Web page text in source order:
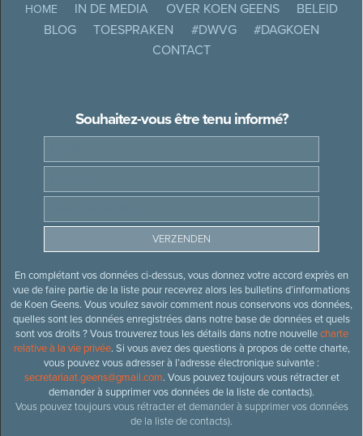
HOME IN DE MEDIA OVER KOEN GEENS
BELEID
BLOG
TOESPRAKEN #DWVG
#DAGKOEN
CONTACT
Souhaitez-vous être tenu informé?
En complétant vos données ci-dessus, vous donnez votre accord exprès en
vue de faire partie de la liste pour recevrez alors les bulletins d’informations
de Koen Geens. Vous voulez savoir comment nous conservons vos données,
quelles sont les données enregistrées dans notre base de données et quels
sont vos droits ? Vous trouverez tous les détails dans notre nouvellecharte
relative à la vie privée. Si vous avez des questions à propos de cette charte,
vous pouvez vous adresser à l’adresse électronique suivante :
secretariaat.geens@gmail.com. Vous pouvez toujours vous rétracter et
demander à supprimer vos données de la liste de contacts).
Vous pouvez toujours vous rétracter et demander à supprimer vos données
de la liste de contacts).